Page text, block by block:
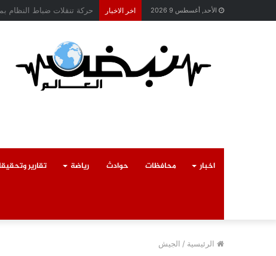
الأحد, أغسطس 9 2026 اخر الاخبار محافظ القليوبية يتابع
اخبار محافظات حوادث رياضة تقارير
الرئيسية / الجيش